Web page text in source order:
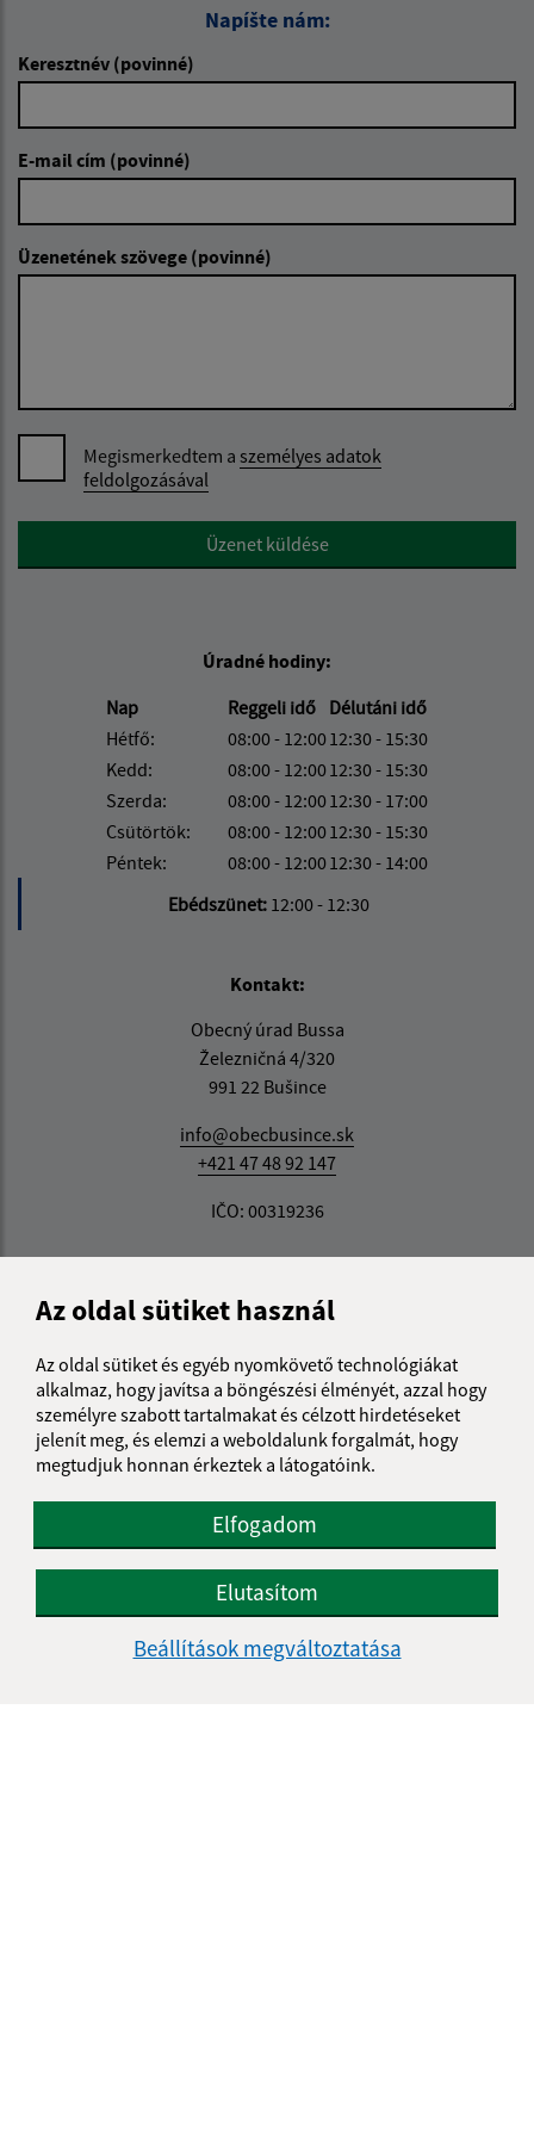
Az oldal sütiket használ
Az oldal sütiket és egyéb nyomkövető technológiákat
alkalmaz, hogy javítsa a böngészési élményét, azzal hogy
személyre szabott tartalmakat és célzott hirdetéseket
jelenít meg, és elemzi a weboldalunk forgalmát, hogy
megtudjuk honnan érkeztek a látogatóink.
Elfogadom
Elutasítom
Beállítások megváltoztatása
Napíšte nám:
Keresztnév (povinné)
E-mail cím (povinné)
Üzenetének szövege (povinné)
Megismerkedtem a személyes adatok
feldolgozásával
Google reCaptcha ResponseÜzenet küldése
Úradné hodiny:
Nap
Reggeli idő Délutáni idő
Hétfő:
08:00 - 12:0012:30 - 15:30
Kedd:
08:00 - 12:0012:30 - 15:30
Szerda:
08:00 - 12:0012:30 - 17:00
Csütörtök:
08:00 - 12:0012:30 - 15:30
Péntek:
08:00 - 12:0012:30 - 14:00
Ebédszünet: 12:00 - 12:30
Kontakt:
Obecný úrad Bussa
Železničná 4/320
991 22 Bušince
info@obecbusince.sk
+421 47 48 92 147
IČO: 00319236
Az oldalról: